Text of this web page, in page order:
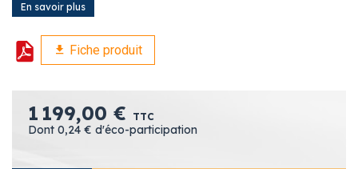
En savoir plus
Fiche produit
1 199,00 € TTC
Dont 0,24 € d'éco-participation